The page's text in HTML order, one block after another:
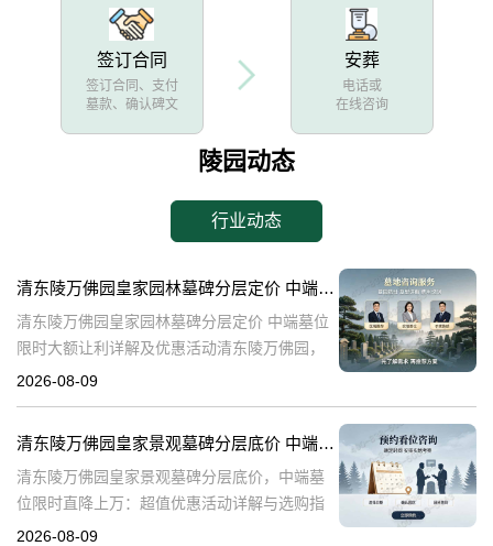
签订合同
签订合同、支付
墓款、确认碑文
安葬
电话或
在线咨询
陵园动态
行业动态
清东陵万佛园皇家园林墓碑分层定价 中端墓位限时大额让利详解及优惠活动
清东陵万佛园皇家园林墓碑分层定价 中端墓位
限时大额让利详解及优惠活动清东陵万佛园，
作为中国历史上著名的皇家陵园之一，承载着
2026-08-09
清东陵万佛园皇家景观墓碑分层底价 中端墓位限时直降上万：超值优惠活动详解与选购指南
清东陵万佛园皇家景观墓碑分层底价，中端墓
位限时直降上万：超值优惠活动详解与选购指
南☎ 清东陵万佛园电话:400-838-5063清东陵
2026-08-09